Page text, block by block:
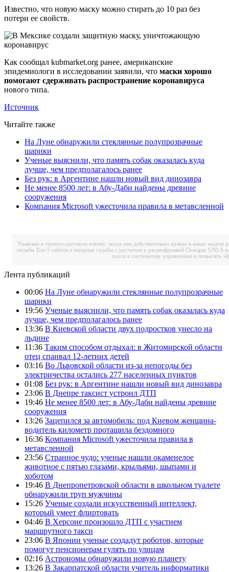
Известно, что новую маску можно стирать до 10 раз без
потери ее свойств.
Как сообщал kubmarket.org ранее, американские
эпидемиологи в исследовании заявили, что маски хорошо
помогают сдерживать распространение коронавируса
нового типа.
Источник
Читайте также
На Луне обнаружили стеклянные полупрозрачные
шарики
Ученые выяснили, что память собак оказалась куда
лучше, чем предполагалось ранее
Без рук: в Аргентине нашли новый вид динозавра
Не менее 8500 лет: в Абу-Даби найдены древние
сооружения
Компания Microsoft ужесточила правила в метавсленной
Упаковка в термоусадочную пленку: когда она действительно нужна и какие задачи
онлайн Топ-5 сайтов о матрице судьбы с расчетом и расшифровкой Changan UNI-S
хаоса к системному управлению и повысить
Лента публикаций
00:06 На Луне обнаружили стеклянные полупрозрачные
шарики
19:56 Ученые выяснили, что память собак оказалась куда
лучше, чем предполагалось ранее
13:36 В Киевской области двух подростков унесло на
льдине
11:36 Таким способом отдыхал: в Житомирской области
отец спаивал 12-летних детей
03:16 Во Львовской области из-за непогоды без
электричества остались 277 населенных пунктов
01:08 Без рук: в Аргентине нашли новый вид динозавра
23:06 В Днепре таксист устроил ДТП
19:46 Не менее 8500 лет: в Абу-Даби найдены древние
сооружения
13:26 Зацепился за автомобиль: под Киевом женщина-
водитель километр протащила бездомного
16:36 Компания Microsoft ужесточила правила в
метавсленной
23:56 Странное чудо: ученые нашли окаменелое
животное с пятью глазами, крыльями, шыпами и
хоботом
19:46 В Днепропетровской области в школьном туалете
обнаружили труп мужчины
15:26 Ученые создали искусственный интеллект,
который умеет флиртовать
04:46 В Херсоне произошло ДТП с участием
маршрутного такси
23:06 В Японии ученые создадут роботов, которые
помогут пенсионерам гулять по улицам
02:16 Астрономы обнаружили новую планету
13:26 В Закарпатской области учитель информатики